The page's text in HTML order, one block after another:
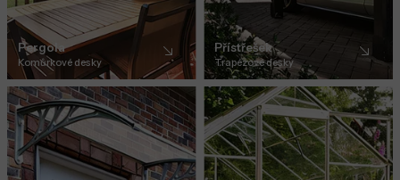
Pergola
Komůrkové desky
Přístřešek
Trapézové desky